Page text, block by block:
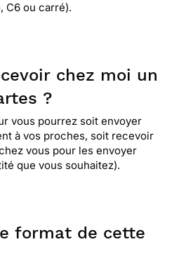
C6 ou carré).
chez moi un
?
vous pourrez soit envoyer
à vos proches, soit recevoir
vous pour les envoyer
que vous souhaitez).
format de cette